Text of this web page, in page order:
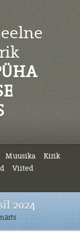
Muusika
Kirik
Viited
2024